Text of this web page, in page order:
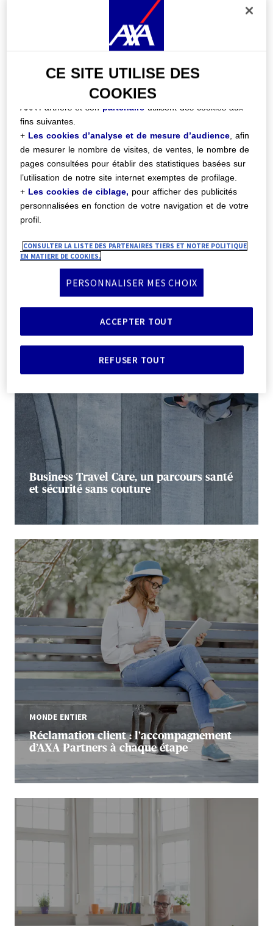
Améliorer sans cesse la
qualité des services par la
créativité
Filtrer par
Business Travel Care, un parcours santé
et sécurité sans couture
MONDE ENTIER
Réclamation client : l'accompagnement
d’AXA Partners à chaque étape
CE SITE UTILISE DES
COOKIES
o Dès maintenant, en cliquant sur
o À tout moment, en cliquant sur le lien
Préférences Cookies » disponible en bas de chaque
page du site.
AXA Partners et son partenaire utilisent des cookies aux
fins suivantes.
+ Les cookies d’analyse et de mesure d’audience, afin
de mesurer le nombre de visites, de ventes, le nombre de
pages consultées pour établir des statistiques basées sur
l’utilisation de notre site internet exemptes de profilage.
+ Les cookies de ciblage, pour afficher des publicités
personnalisées en fonction de votre navigation et de votre
profil.
CONSULTER LA LISTE DES PARTENAIRES TIERS ET NOTRE POLITIQUE
EN MATIERE DE COOKIES.
REFUSER TOUT
ACCEPTER TOUT
PERSONNALISER MES CHOIX